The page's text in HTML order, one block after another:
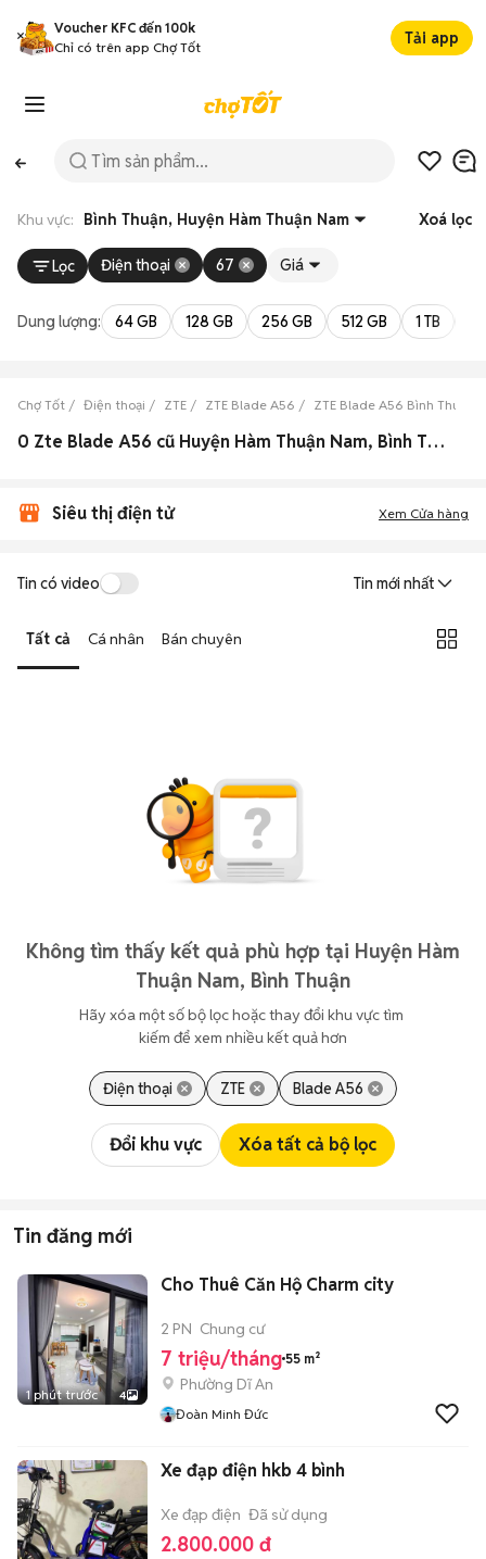
Voucher KFC đến 100k
Chỉ có trên app Chợ Tốt
Tải app
Khu vực: Bình Thuận, Huyện Hàm Thuận Nam Xoá lọc
Lọc Điện thoại 67 Giá
Dung lượng: 64 GB 128 GB 256 GB 512 GB 1 TB
Chợ Tốt Điện thoại ZTE ZTE Blade A56 ZTE Blade A56 Bình Thuận
0 Zte Blade A56 cũ Huyện Hàm Thuận Nam, Bình Thuận đẹp
Siêu thị điện tử Xem Cửa hàng
Tin có video Tin mới nhất
Tất cả Cá nhân Bán chuyên
Không tìm thấy kết quả phù hợp tại Huyện Hàm
Thuận Nam, Bình Thuận
Hãy xóa một số bộ lọc hoặc thay đổi khu vực tìm
kiếm để xem nhiều kết quả hơn
Điện thoại ZTE Blade A56
Đổi khu vực Xóa tất cả bộ lọc
Tin đăng mới
1 phút trước 4
Cho Thuê Căn Hộ Charm city
2 PN Chung cư
7 triệu/tháng 55 m²
Phường Dĩ An
Đoàn Minh Đức
Xe đạp điện hkb 4 bình
Xe đạp điện Đã sử dụng
2.800.000 đ